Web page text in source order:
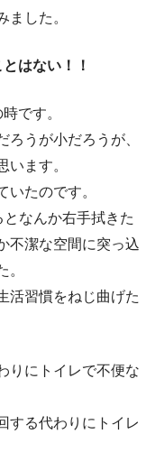
ました。
はない！！
です。
うが小だろうが、
います。
たのです。
なんか右手拭きた
不潔な空間に突っ込
。
活習慣をねじ曲げた
りにトイレで不便な
する代わりにトイレ